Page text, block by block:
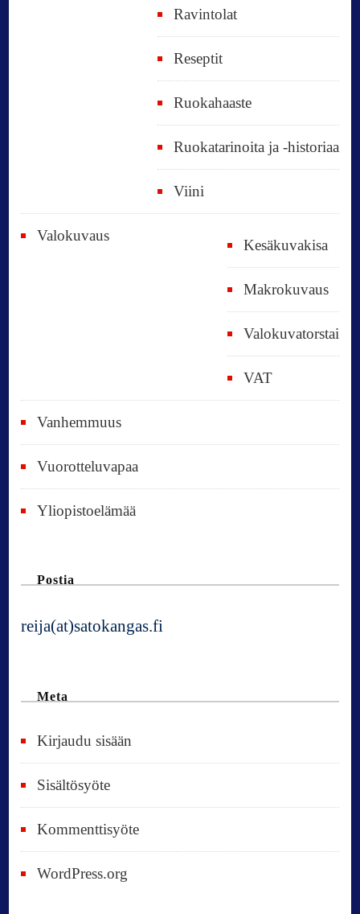
Ravintolat
Reseptit
Ruokahaaste
Ruokatarinoita ja -historiaa
Viini
Valokuvaus
Kesäkuvakisa
Makrokuvaus
Valokuvatorstai
VAT
Vanhemmuus
Vuorotteluvapaa
Yliopistoelämää
Postia
reija(at)satokangas.fi
Meta
Kirjaudu sisään
Sisältösyöte
Kommenttisyöte
WordPress.org